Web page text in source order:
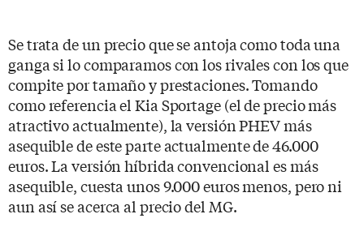
Se trata de un precio que se antoja como toda una
ganga si lo comparamos con los rivales con los que
compite por tamaño y prestaciones. Tomando
como referencia el Kia Sportage (el de precio más
atractivo actualmente), la versión PHEV más
asequible de este parte actualmente de 46.000
euros. La versión híbrida convencional es más
asequible, cuesta unos 9.000 euros menos, pero ni
aun así se acerca al precio del MG.